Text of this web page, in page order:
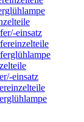
einsatz
einsatz